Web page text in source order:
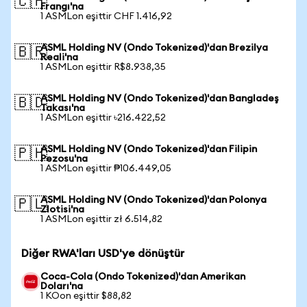
Frangı'na
1 ASMLon eşittir CHF 1.416,92
🇧🇷ASML Holding NV (Ondo Tokenized)'dan Brezilya
Reali'na
1 ASMLon eşittir R$8.938,35
🇧🇩ASML Holding NV (Ondo Tokenized)'dan Bangladeş
Takası'na
1 ASMLon eşittir ৳216.422,52
🇵🇭ASML Holding NV (Ondo Tokenized)'dan Filipin
Pezosu'na
1 ASMLon eşittir ₱106.449,05
🇵🇱ASML Holding NV (Ondo Tokenized)'dan Polonya
Zlotisi'na
1 ASMLon eşittir zł 6.514,82
Diğer RWA'ları USD'ye dönüştür
Coca-Cola (Ondo Tokenized)'dan Amerikan
Doları'na
1 KOon eşittir $88,82